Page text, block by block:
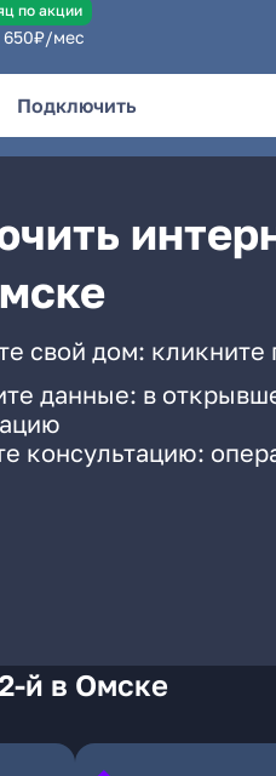
по акции
650₽/мес
Подключить
свой дом:
данные: в
консультацию:
й в Омске